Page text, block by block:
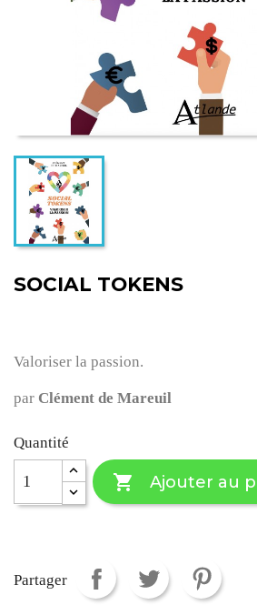
SOCIAL TOKENS
Valoriser la passion.
par Clément de Mareuil
Quantité
 Ajouter au
Partager